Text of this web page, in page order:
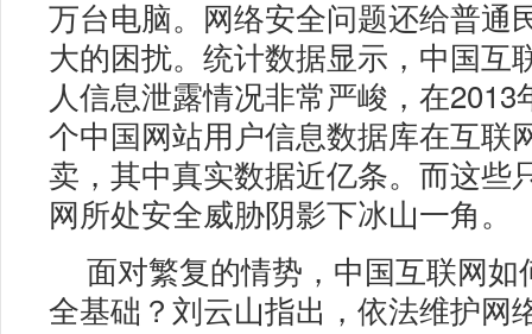
万台电脑。网络安全问题还给普通
大的困扰。统计数据显示，中国互
人信息泄露情况非常严峻，在2013
个中国网站用户信息数据库在互联
卖，其中真实数据近亿条。而这些
网所处安全威胁阴影下冰山一角。
面对繁复的情势，中国互联网如
全基础？刘云山指出，依法维护网